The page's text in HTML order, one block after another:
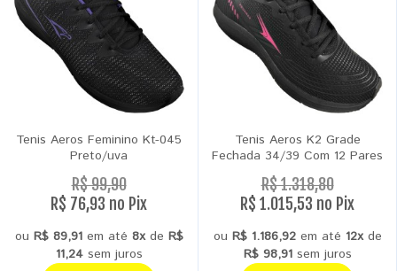
Tenis Aeros Feminino Kt-045
Preto/uva
R$ 99,90
R$ 76,93 no Pix
ou R$ 89,91em até 8xde R$
11,24sem juros
Tenis Aeros K2 Grade
Fechada 34/39 Com 12 Pares
R$ 1.318,80
R$ 1.015,53 no Pix
ou R$ 1.186,92em até 12xde
R$ 98,91sem juros